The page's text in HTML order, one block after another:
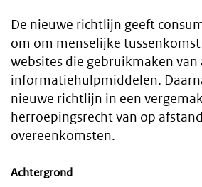
De nieuwe richtlijn geeft
om om menselijke
websites die gebruikmaken
informatiehulpmiddelen.
nieuwe richtlijn in een
herroepingsrecht van op
overeenkomsten.
Achtergrond